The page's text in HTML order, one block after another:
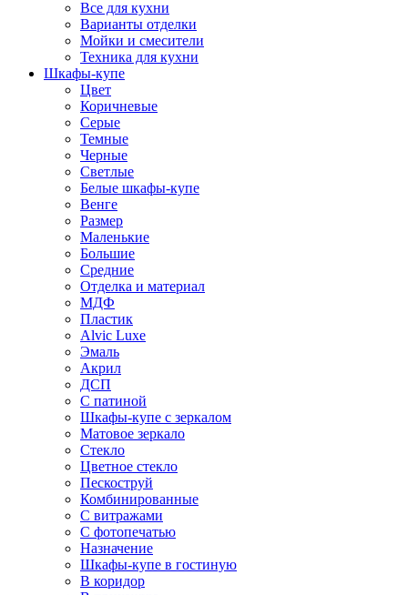
Все для кухни
Варианты отделки
Мойки и смесители
Техника для кухни
Шкафы-купе
Цвет
Коричневые
Серые
Темные
Черные
Светлые
Белые шкафы-купе
Венге
Размер
Маленькие
Большие
Средние
Отделка и материал
МДФ
Пластик
Alvic Luxe
Эмаль
Акрил
ДСП
С патиной
Шкафы-купе с зеркалом
Матовое зеркало
Стекло
Цветное стекло
Пескоструй
Комбинированные
С витражами
С фотопечатью
Назначение
Шкафы-купе в гостиную
В коридор